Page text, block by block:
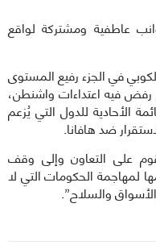
عاطفية ومشتركة لواقع
في الجزء رفيع المستوى
فيه اعتداءات واشنطن،
الأحادية للدول التي يُزعم
ضد هافانا.
على التعاون وإلى وقف
الحكومات التي لا
والسلاح”.